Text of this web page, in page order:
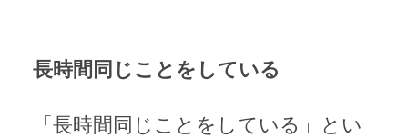
長時間同じことをしている
「長時間同じことをしている」とい